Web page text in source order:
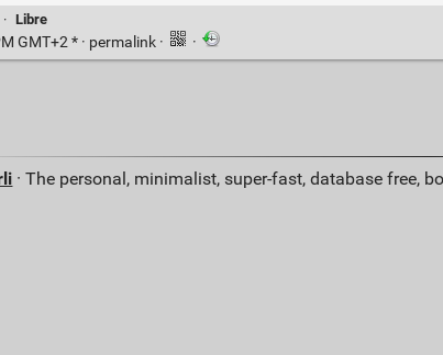
· Libre
GMT+2 * · permalink · ·
· The personal, minimalist, super-fast, database free,